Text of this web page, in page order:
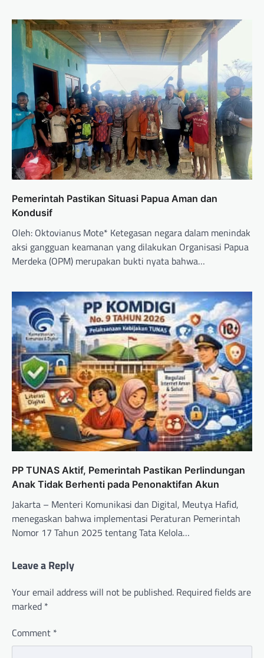
Pemerintah Pastikan Situasi Papua Aman dan
Kondusif
Oleh: Oktovianus Mote* Ketegasan negara dalam menindak
aksi gangguan keamanan yang dilakukan Organisasi Papua
Merdeka (OPM) merupakan bukti nyata bahwa…
PP TUNAS Aktif, Pemerintah Pastikan Perlindungan
Anak Tidak Berhenti pada Penonaktifan Akun
Jakarta – Menteri Komunikasi dan Digital, Meutya Hafid,
menegaskan bahwa implementasi Peraturan Pemerintah
Nomor 17 Tahun 2025 tentang Tata Kelola…
Leave a Reply
Your email address will not be published. Required fields are
marked *
Comment *